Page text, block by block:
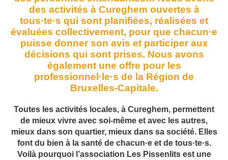
des activités à Cureghem ouvertes à
tous·te·s qui sont planifiées, réalisées et
évaluées collectivement, pour que chacun·e
puisse donner son avis et participer aux
décisions qui sont prises. Nous avons
également une offre pour les
professionnel·le·s de la Région de
Bruxelles-Capitale.
Toutes les activités locales, à Cureghem, permettent
de mieux vivre avec soi-même et avec les autres,
mieux dans son quartier, mieux dans sa société. Elles
font du bien à la santé de chacun·e et de tous·te·s.
Voilà pourquoi l’association Les Pissenlits est une